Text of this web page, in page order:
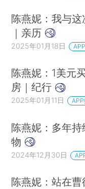
陈燕妮：我与这
｜亲历
2025年01月18日
陈燕妮：1美元
房｜纪行
2025年01月11日
陈燕妮：多年持
物
2024年12月30日
陈燕妮：站在